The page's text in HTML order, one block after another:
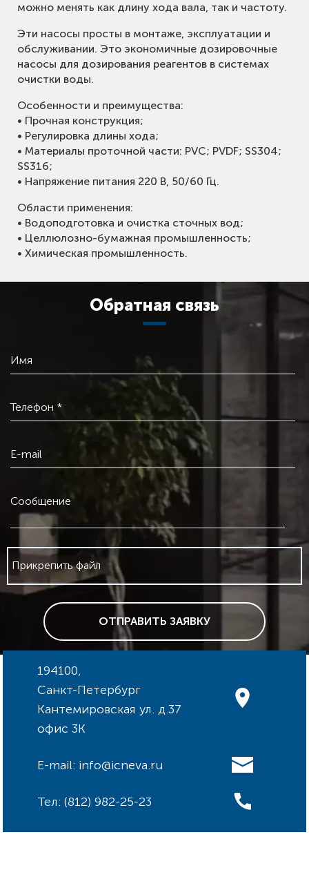
можно менять как длину хода вала, так и частоту.
Эти насосы просты в монтаже, эксплуатации и
обслуживании. Это экономичные дозировочные
насосы для дозирования реагентов в системах
очистки воды.
Особенности и преимущества:
• Прочная конструкция;
• Регулировка длины хода;
• Материалы проточной части: PVC; PVDF; SS304;
SS316;
• Напряжение питания 220 В, 50/60 Гц.
Области применения:
• Водоподготовка и очистка сточных вод;
• Целлюлозно-бумажная промышленность;
• Химическая промышленность.
Обратная связь
Имя
Телефон *
E-mail
Сообщение
Прикрепить файл
ОТПРАВИТЬ ЗАЯВКУ
194100,
Санкт-Петербург
Кантемировская ул. д.37
офис 3К
E-mail: info@icneva.ru
Тел: (812) 982-25-23